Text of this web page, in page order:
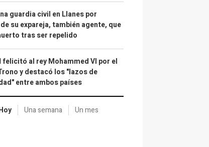
guardia civil en Llanes por
su expareja, también agente, que
tras ser repelido
felicitó al rey Mohammed VI por el
y destacó los "lazos de
entre ambos países
Una semana Un mes